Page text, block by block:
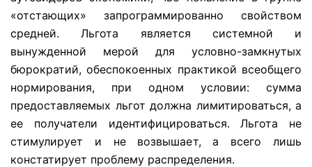
«отстающих» запрограммированно свойством
средней. Льгота является системной и
вынужденной мерой для условно-замкнутых
бюрократий, обеспокоенных практикой всеобщего
нормирования, при одном условии: сумма
предоставляемых льгот должна лимитироваться, а
ее получатели идентифицироваться. Льгота не
стимулирует и не возвышает, а всего лишь
констатирует проблему распределения.